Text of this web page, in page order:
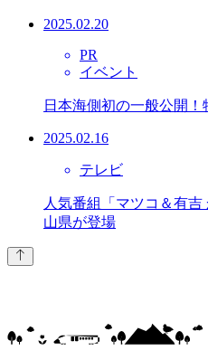
2025.02.20
PR
イベント
日本海側初の一般公開！
2025.02.16
テレビ
人気番組「マツコ＆有吉
山県が登場